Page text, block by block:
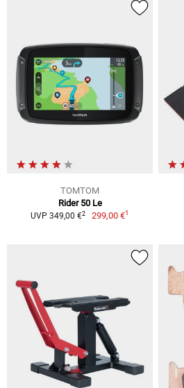
TOMTOM
Rider 50 Le
UVP 349,00 €2 299,00 €1